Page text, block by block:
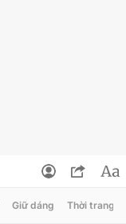
Giữ dáng Thời trang